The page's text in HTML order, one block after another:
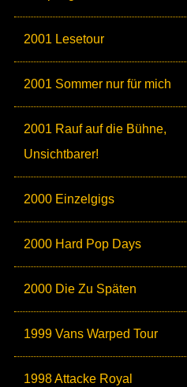
2001 Lesetour
2001 Sommer nur für mich
2001 Rauf auf die Bühne,
Unsichtbarer!
2000 Einzelgigs
2000 Hard Pop Days
2000 Die Zu Späten
1999 Vans Warped Tour
1998 Attacke Royal